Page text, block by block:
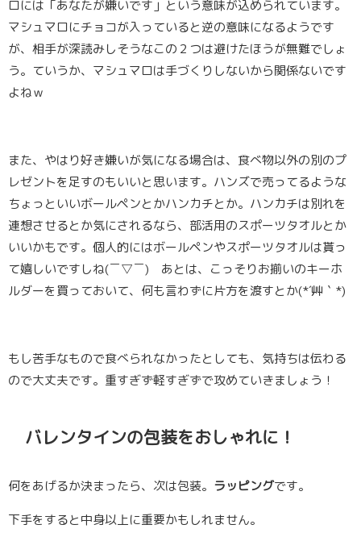
ロには「あなたが嫌いです」という意味が込められています。
マシュマロにチョコが入っていると逆の意味になるようです
が、相手が深読みしそうなこの２つは避けたほうが無難でしょ
う。ていうか、マシュマロは手づくりしないから関係ないです
よねｗ
また、やはり好き嫌いが気になる場合は、食べ物以外の別のプ
レゼントを足すのもいいと思います。ハンズで売ってるような
ちょっといいボールペンとかハンカチとか。ハンカチは別れを
連想させるとか気にされるなら、部活用のスポーツタオルとか
いいかもです。個人的にはボールペンやスポーツタオルは貰っ
て嬉しいですしね(￣▽￣) あとは、こっそりお揃いのキーホ
ルダーを買っておいて、何も言わずに片方を渡すとか(*´艸｀*)
もし苦手なもので食べられなかったとしても、気持ちは伝わる
ので大丈夫です。重すぎず軽すぎずで攻めていきましょう！
バレンタインの包装をおしゃれに！
何をあげるか決まったら、次は包装。 ラッピングです。
下手をすると中身以上に重要かもしれません。